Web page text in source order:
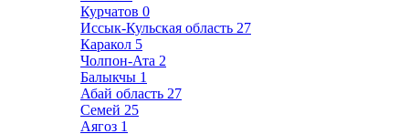
Курчатов 0
Иссык-Кульская область 27
Каракол 5
Чолпон-Ата 2
Балыкчы 1
Абай область 27
Семей 25
Аягоз 1